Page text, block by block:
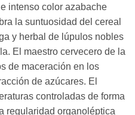
intenso color azabache
la suntuosidad del cereal
y herbal de lúpulos nobles
El maestro cervecero de la
de maceración en los
de azúcares. El
controladas de forma
regularidad organoléptica